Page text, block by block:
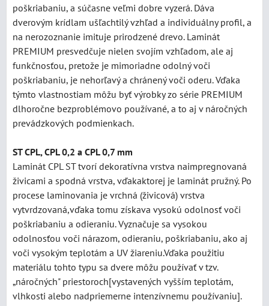
poškriabaniu, a súčasne veľmi dobre vyzerá. Dáva
dverovým krídlam ušľachtilý vzhľad a individuálny profil, a
na nerozoznanie imituje prirodzené drevo. Laminát
PREMIUM presvedčuje nielen svojím vzhľadom, ale aj
funkčnosťou, pretože je mimoriadne odolný voči
poškriabaniu, je nehorľavý a chránený voči oderu. Vďaka
týmto vlastnostiam môžu byť výrobky zo série PREMIUM
dlhoročne bezproblémovo používané, a to aj v náročných
prevádzkových podmienkach.
ST CPL, CPL 0,2 a CPL 0,7 mm
Laminát CPL ST tvorí dekoratívna vrstva naimpregnovaná
živicami a spodná vrstva, vďakaktorej je laminát pružný. Po
procese laminovania je vrchná (živicová) vrstva
vytvrdzovaná,vďaka tomu získava vysokú odolnosť voči
poškriabaniu a odieraniu. Vyznačuje sa vysokou
odolnosťou voči nárazom, odieraniu, poškriabaniu, ako aj
voči vysokým teplotám a UV žiareniu.Vďaka použitiu
materiálu tohto typu sa dvere môžu používať v tzv.
„náročných" priestoroch[vystavených vyšším teplotám,
vlhkosti alebo nadpriemerne intenzívnemu používaniu].